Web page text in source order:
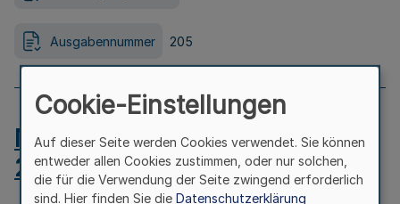
Ausgabennummer 205
MB.NRW 2026 Nr. 204 vom
24.07.2026
Cookie-Einstellungen
Auf dieser Seite werden Cookies verwendet. Sie können
entweder allen Cookies zustimmen, oder nur solchen,
die für die Verwendung der Seite zwingend erforderlich
sind. Hier finden Sie die Datenschutzerklärung